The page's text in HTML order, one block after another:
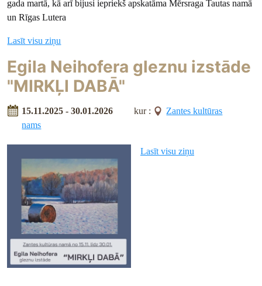
gada martā, kā arī bijusi iepriekš apskatāma Mērsraga Tautas namā
un Rīgas Lutera
Lasīt visu ziņu
Egila Neihofera gleznu izstāde
"MIRKĻI DABĀ"
15.11.2025 - 30.01.2026 kur :
Zantes kultūras
nams
Lasīt visu ziņu